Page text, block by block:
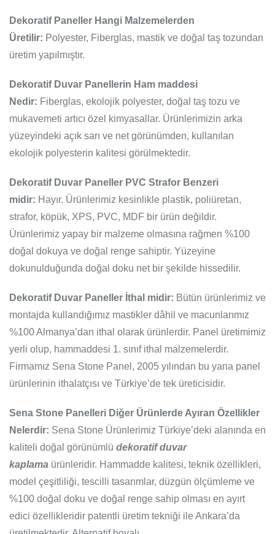
Dekoratif Paneller Hangi Malzemelerden
Üretilir: Polyester, Fiberglas, mastik ve doğal taş tozundan
üretim yapılmıştır.
Dekoratif Duvar Panellerin Ham maddesi
Nedir: Fiberglas, ekolojik polyester, doğal taş tozu ve
mukavemeti artıcı özel kimyasallar. Ürünlerimizin arka
yüzeyindeki açık sarı ve net görünümden, kullanılan
ekolojik polyesterin kalitesi görülmektedir.
Dekoratif Duvar Paneller PVC Strafor Benzeri
midir: Hayır. Ürünlerimiz kesinlikle plastik, poliüretan,
strafor, köpük, XPS, PVC, MDF bir ürün değildir.
Ürünlerimiz yapay bir malzeme olmasına rağmen %100
doğal dokuya ve doğal renge sahiptir. Yüzeyine
dokunulduğunda doğal doku net bir şekilde hissedilir.
Dekoratif Duvar Paneller İthal midir: Bütün ürünlerimiz ve
montajda kullandığımız mastikler dâhil ve macunlarımız
%100 Almanya’dan ithal olarak ürünlerdir. Panel üretimimiz
yerli olup, hammaddesi 1. sınıf ithal malzemelerdir.
Firmamız Sena Stone Panel, 2005 yılından bu yana panel
ürünlerinin ithalatçısı ve Türkiye’de tek üreticisidir.
Sena Stone Panelleri Diğer Ürünlerde Ayıran Özellikler
Nelerdir: Sena Stone Ürünlerimiz Türkiye’deki alanında en
kaliteli doğal görünümlü dekoratif duvar
kaplama ürünleridir. Hammadde kalitesi, teknik özellikleri,
model çeşitliliği, tescilli tasarımlar, düzgün ölçümleme ve
%100 doğal doku ve doğal renge sahip olması en ayırt
edici özellikleridir patentli üretim tekniği ile Ankara’da